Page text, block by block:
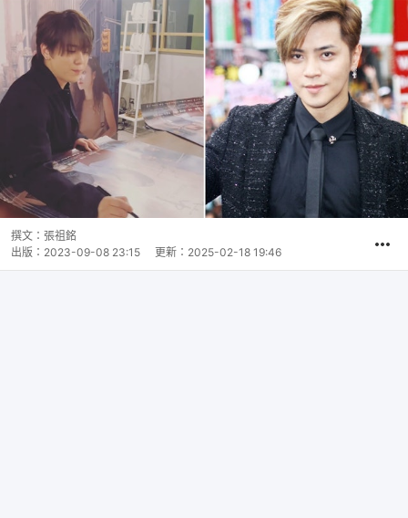
撰文： 張祖銘
出版： 2023-09-08 23:15 更新： 2025-02-18 19:46